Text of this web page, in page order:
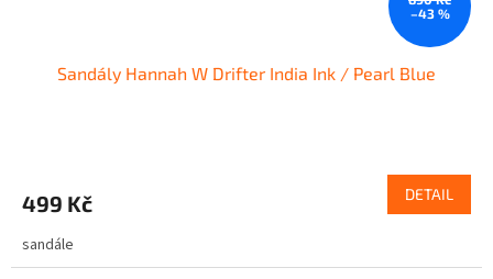
–43 %
Sandály Hannah W Drifter India Ink / Pearl Blue
499 Kč DETAIL
sandále